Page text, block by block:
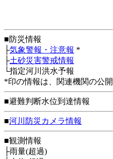
■防災情報
├気象警報・注意報 *
├土砂災害警戒情報
└指定河川洪水予報
*印の情報は、関連機関の公
■避難判断水位到達情報
■河川防災カメラ情報
■観測情報
├雨量(超過)